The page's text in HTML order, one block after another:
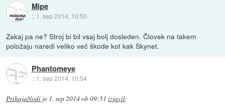
Mipe
:: 1. sep 2014, 10:50
Zakaj pa ne? Stroj bi bil vsaj bolj dosleden. Človek na takem
položaju naredi veliko več škode kot kak Skynet.
Phantomeye
:: 1. sep 2014, 10:54
PrihajaNodi je 1. sep 2014 ob 09:51 izjavil: